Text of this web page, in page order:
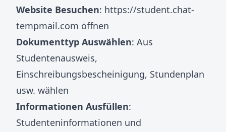
Website Besuchen: https://student.chat-
tempmail.com öffnen
Dokumenttyp Auswählen: Aus
Studentenausweis,
Einschreibungsbescheinigung, Stundenplan
usw. wählen
Informationen Ausfüllen:
Studenteninformationen und